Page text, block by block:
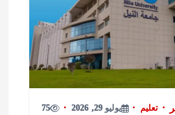
يوليو 29, 2026 75